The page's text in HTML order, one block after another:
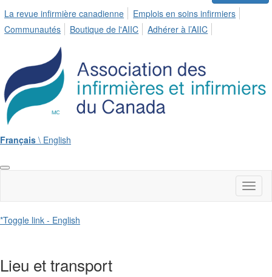
La revue infirmière canadienne
Emplois en soins infirmiers
Communautés
Boutique de l'AIIC Adhérer à l’AIIC
Français \ English
*Toggle link - English
Lieu et transport